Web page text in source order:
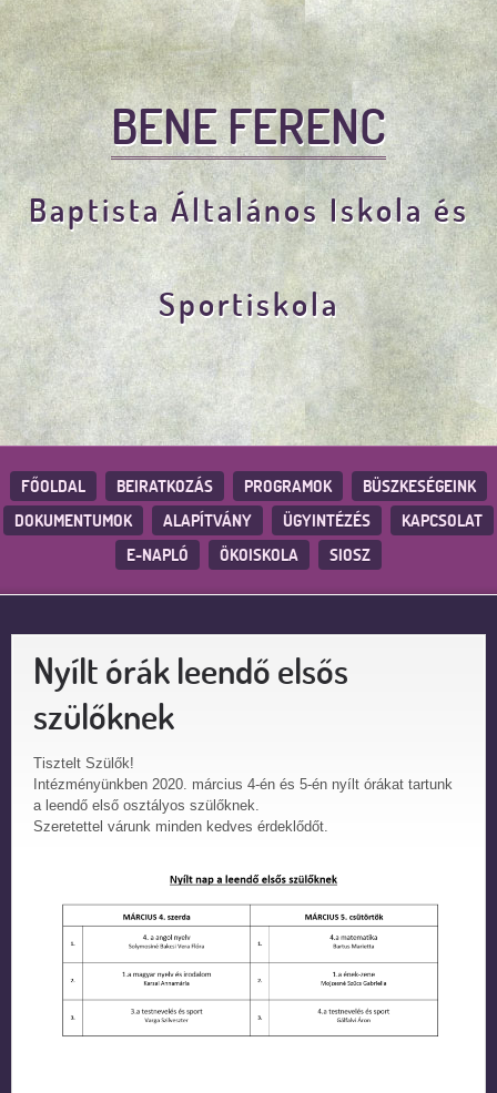
BENE FERENC
Baptista Általános Iskola és
Sportiskola
FŐOLDAL BEIRATKOZÁS PROGRAMOK
BÜSZKESÉGEINK
DOKUMENTUMOK
ALAPÍTVÁNY ÜGYINTÉZÉS
KAPCSOLAT
E-NAPLÓ
ÖKOISKOLA SIOSZ
Nyílt órák leendő elsős
szülőknek
Tisztelt Szülők!
Intézményünkben 2020. március 4-én és 5-én nyílt órákat tartunk
a leendő első osztályos szülőknek.
Szeretettel várunk minden kedves érdeklődőt.